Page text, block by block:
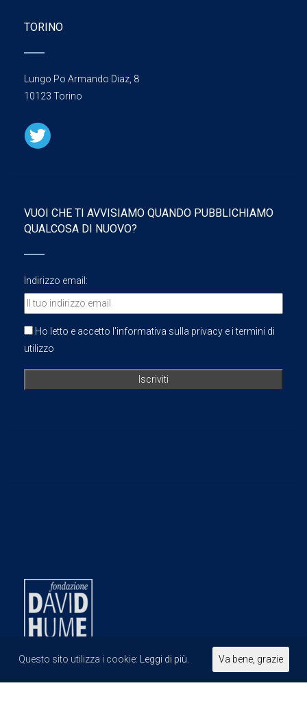
TORINO
Lungo Po Armando Diaz, 8
10123 Torino
VUOI CHE TI AVVISIAMO QUANDO PUBBLICHIAMO
QUALCOSA DI NUOVO?
Indirizzo email:
Ho letto e accetto l'informativa sulla privacy e i termini di
utilizzo
Questo sito utilizza i cookie: Leggi di più. Va bene, grazie